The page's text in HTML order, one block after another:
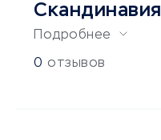
Скандинавия
Подробнее
0 отзывов